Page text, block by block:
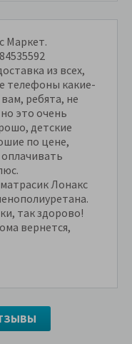
Маркет.
из всех,
телефоны какие-
ребята, не
это очень
детские
по цене,
Лонакс
так здорово!
вернется,